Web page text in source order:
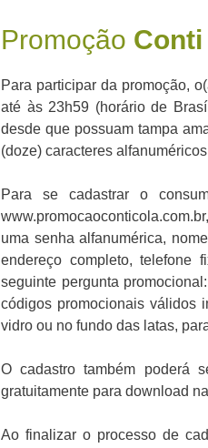
Promoção
Para participar da promoção,
até às 23h59 (horário de
desde que possuam tampa
(doze) caracteres
Para se cadastrar o
uma senha alfanumérica,
endereço completo, telefone
seguinte pergunta
códigos promocionais válidos
vidro ou no fundo das latas,
O cadastro também poderá
gratuitamente para download
Ao finalizar o processo de